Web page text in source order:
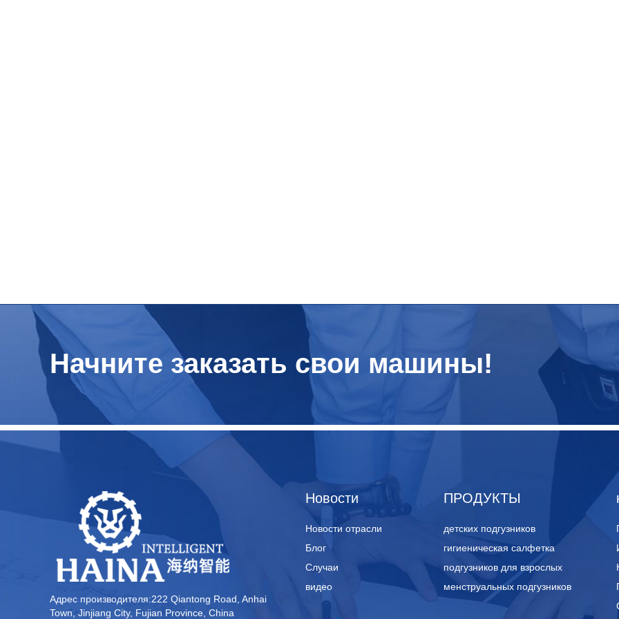
Начните заказать свои машины!
Адрес производителя:222 Qiantong Road, Anhai
Town, Jinjiang City, Fujian Province, China
ПРОДУКТЫ
детских подгузников
гигиеническая салфетка
подгузников для взрослых
менструальных подгузников
Новости
Новости отрасли
Блог
Случаи
видео